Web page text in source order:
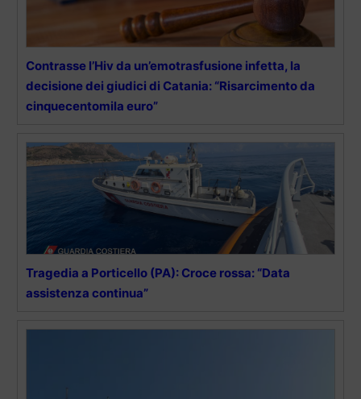
Contrasse l’Hiv da un’emotrasfusione infetta, la
decisione dei giudici di Catania: “Risarcimento da
cinquecentomila euro”
Tragedia a Porticello (PA): Croce rossa: “Data
assistenza continua”